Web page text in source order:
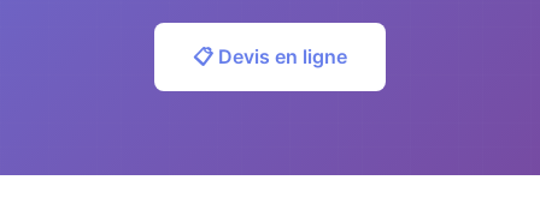
📋 Devis en ligne